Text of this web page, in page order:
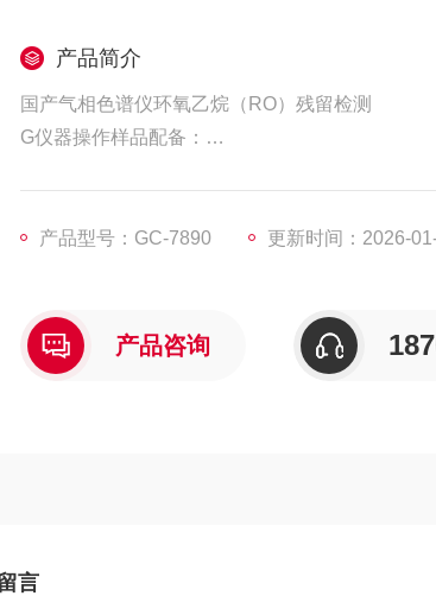
产品简介
国产气相色谱仪环氧乙烷（RO）残留检测
G仪器操作样品配备：
取数量为5只
in进样分析。
产品型号：GC-7890 更新时间：2026-
产品咨询
言